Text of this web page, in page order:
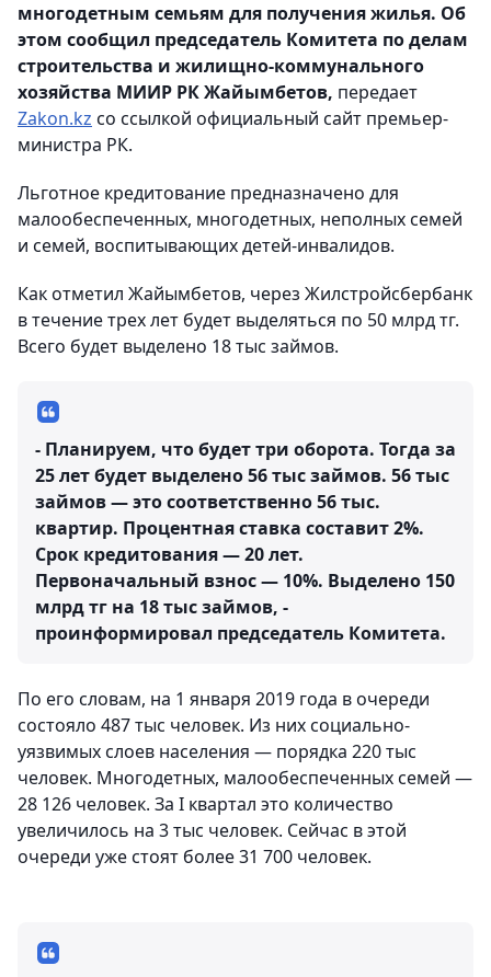
многодетным семьям для получения жилья. Об
этом сообщил председатель Комитета по делам
строительства и жилищно-коммунального
хозяйства МИИР РК Жайымбетов, передает
Zakon.kz со ссылкой официальный сайт премьер-
министра РК.
Льготное кредитование предназначено для
малообеспеченных, многодетных, неполных семей
и семей, воспитывающих детей-инвалидов.
Как отметил Жайымбетов, через Жилстройсбербанк
в течение трех лет будет выделяться по 50 млрд тг.
Всего будет выделено 18 тыс займов.
- Планируем, что будет три оборота. Тогда за
25 лет будет выделено 56 тыс займов. 56 тыс
займов — это соответственно 56 тыс.
квартир. Процентная ставка составит 2%.
Срок кредитования — 20 лет.
Первоначальный взнос — 10%. Выделено 150
млрд тг на 18 тыс займов, -
проинформировал председатель Комитета.
По его словам, на 1 января 2019 года в очереди
состояло 487 тыс человек. Из них социально-
уязвимых слоев населения — порядка 220 тыс
человек. Многодетных, малообеспеченных семей —
28 126 человек. За I квартал это количество
увеличилось на 3 тыс человек. Сейчас в этой
очереди уже стоят более 31 700 человек.